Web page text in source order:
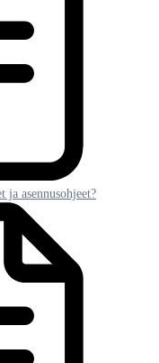
ja asennusohjeet?